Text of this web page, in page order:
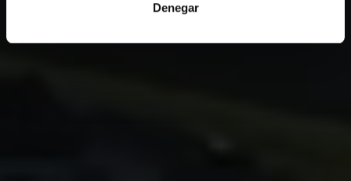
Denegar